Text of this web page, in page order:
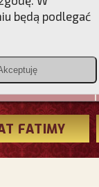
PCh24.pl
FATIMY
będą podlegać